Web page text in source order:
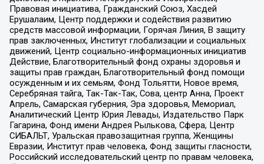
Правовая инициатива, Гражданский Союз, Хасдей
Ерушалаим, Центр поддержки и содействия развитию
средств массовой информации, Горячая Линия, В защиту
прав заключенных, Институт глобализации и социальных
движений, Центр социально-информационных инициатив
Действие, Благотворительный фонд охраны здоровья и
защиты прав граждан, Благотворительный фонд помощи
осужденным и их семьям, Фонд Тольятти, Новое время,
Серебряная тайга, Так-Так-Так, Сова, центр Анна, Проект
Апрель, Самарская губерния, Эра здоровья, Мемориал,
Аналитический Центр Юрия Левады, Издательство Парк
Гагарина, Фонд имени Андрея Рылькова, Сфера, Центр
СИБАЛЬТ, Уральская правозащитная группа, Женщины
Евразии, Институт прав человека, Фонд защиты гласности,
Российский исследовательский центр по правам человека,